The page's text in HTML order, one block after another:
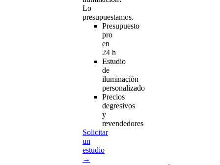
Lo
presupuestamos.
Presupuesto
pro
en
24 h
Estudio
de
iluminación
personalizado
Precios
degresivos
y
revendedores
Solicitar
un
estudio
→